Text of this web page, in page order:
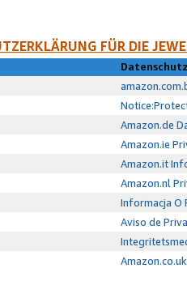
FÜR DIE
Amazon.de
Amazon.ie
Amazon.it
Amazon.nl
Informacja O
Aviso de